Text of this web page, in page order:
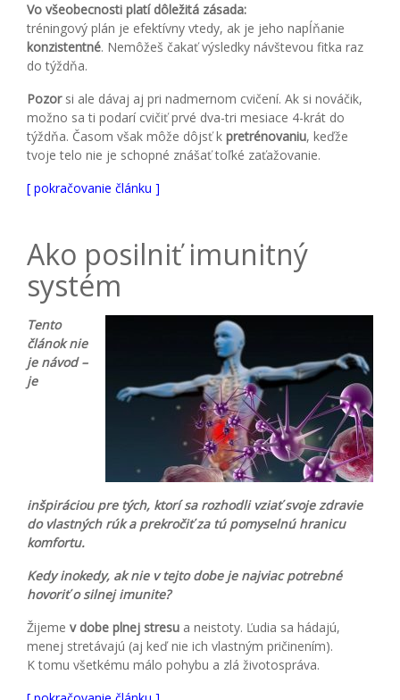
Vo všeobecnosti platí dôležitá zásada:
tréningový plán je efektívny vtedy, ak je jeho napĺňanie
konzistentné. Nemôžeš čakať výsledky návštevou fitka raz
do týždňa.
Pozorsi ale dávaj aj pri nadmernom cvičení. Ak si nováčik,
možno sa ti podarí cvičiť prvé dva-tri mesiace 4-krát do
týždňa. Časom však môže dôjsť k pretrénovaniu, keďže
tvoje telo nie je schopné znášať toľké zaťažovanie.
[ pokračovanie článku ]
Ako posilniť imunitný
systém
Tento
článok nie
je návod –
je
inšpiráciou pre tých, ktorí sa rozhodli vziať svoje zdravie
do vlastných rúk a prekročiť za tú pomyselnú hranicu
komfortu.
Kedy inokedy, ak nie v tejto dobe je najviac potrebné
hovoriť o silnej imunite?
Žijeme v dobe plnej stresu a neistoty. Ľudia sa hádajú,
menej stretávajú (aj keď nie ich vlastným pričinením).
K tomu všetkému málo pohybu a zlá životospráva.